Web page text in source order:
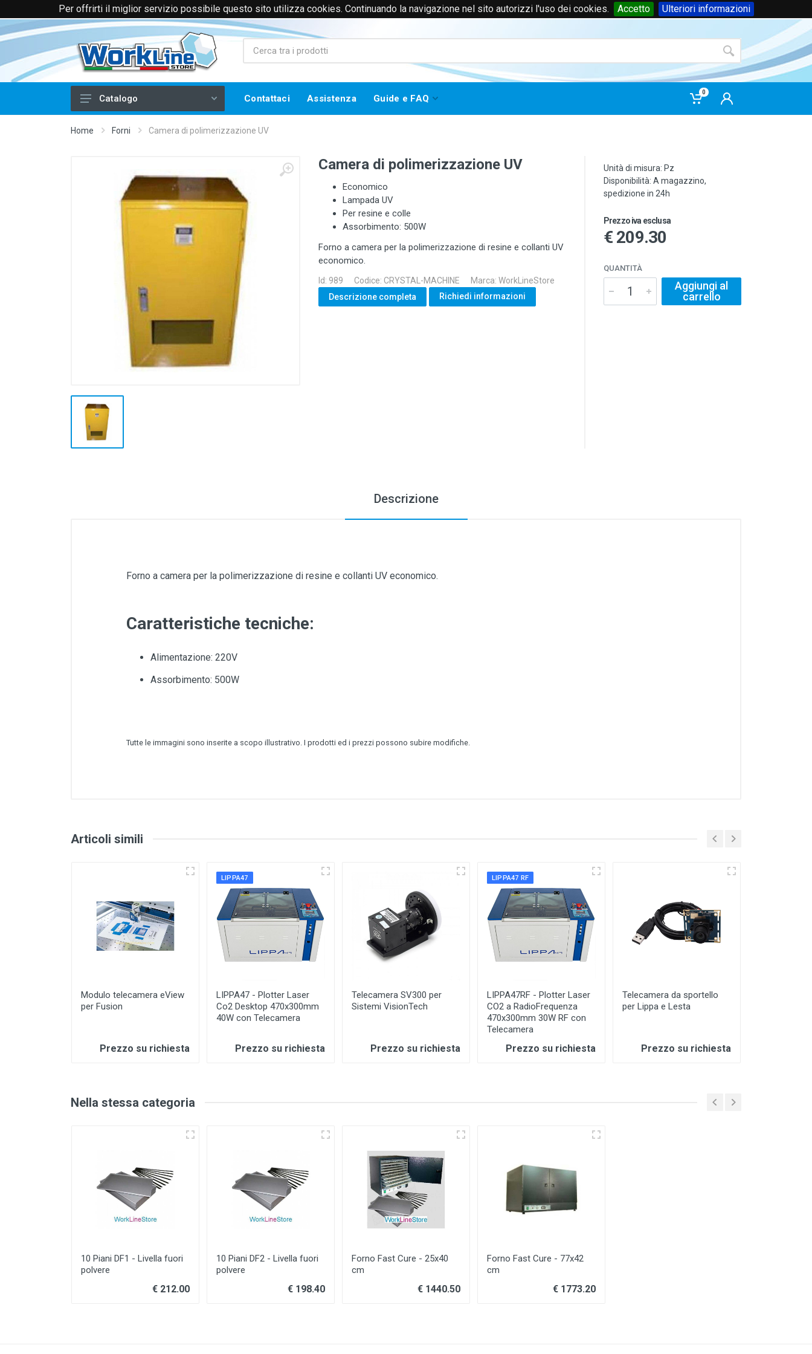
Per offrirti il miglior servizio possibile questo sito utilizza cookies. Continuando la navigazione nel sito autorizzi l'uso dei cookies. Accetto Ulteriori informazioni
+39 0174 088066 (Voce e WhatsApp) +39 0171385365 (Solo Voce) info@worklinestore.com Accedi oregistrati
Laminati plastici
Coloranti per Laser
Termoadesivo, Vinile e Carte
Tampografia
Stampa a Caldo
Termoformatura
Altre Lavorazioni
Catalogo Contattaci Assistenza Guide e FAQ
0
Home Forni Camera di polimerizzazione UV
Camera di polimerizzazione UV
Economico
Lampada UV
Per resine e colle
Assorbimento: 500W
Forno a camera per la polimerizzazione di resine e collanti UV
economico.
Id: 989 Codice: CRYSTAL-MACHINE
Marca: WorkLineStore
Descrizione completa
Richiedi informazioni
Unità di misura: Pz
Disponibilità: A magazzino,
spedizione in 24h
Prezzo iva esclusa
€ 209.30
QUANTITÀ
Aggiungi al
carrello
Descrizione
Forno a camera per la polimerizzazione di resine e collanti UV economico.
Caratteristiche tecniche:
Alimentazione: 220V
Assorbimento: 500W
Tutte le immagini sono inserite a scopo illustrativo. I prodotti ed i prezzi possono subire modifiche.
Articoli simili
Modulo telecamera eView
per Fusion
Prezzo su richiesta
LIPPA47
LIPPA47 - Plotter Laser
Co2 Desktop 470x300mm
40W con Telecamera
Prezzo su richiesta
Telecamera SV300 per
Sistemi VisionTech
Prezzo su richiesta
LIPPA47 RF
LIPPA47RF - Plotter Laser
CO2 a RadioFrequenza
470x300mm 30W RF con
Telecamera
Prezzo su richiesta
Telecamera da sportello
per Lippa e Lesta
Prezzo su richiesta
Nella stessa categoria
10 Piani DF1 - Livella fuori
polvere
€ 212.00
10 Piani DF2 - Livella fuori
polvere
€ 198.40
Forno Fast Cure - 25x40
cm
€ 1440.50
Forno Fast Cure - 77x42
cm
€ 1773.20